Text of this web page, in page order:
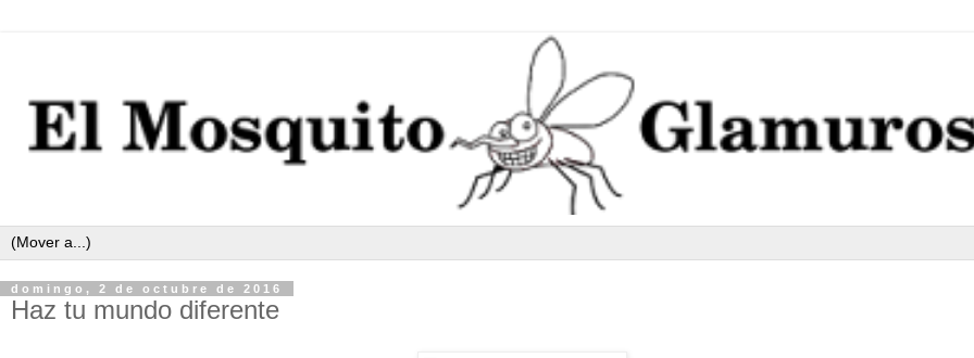
domingo, 2 de octubre de 2016
Haz tu mundo diferente